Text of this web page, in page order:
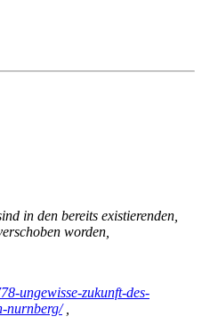
in den bereits existierenden,
worden,
ungewisse-zukunft-des-
nurnberg/,